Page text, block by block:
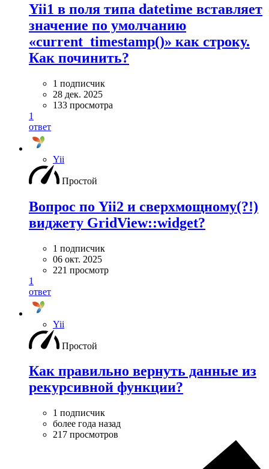
Yii1 в поля типа datetime вставляет
значение по умолчанию
«current_timestamp()» как строку.
Как починить?
1 подписчик
28 дек. 2025
133 просмотра
1
ответ
Yii
Простой
Вопрос по Yii2 и сверхмощному(?!)
виджету GridView::widget?
1 подписчик
06 окт. 2025
221 просмотр
1
ответ
Yii
Простой
Как правильно вернуть данные из
рекурсивной функции?
1 подписчик
более года назад
217 просмотров